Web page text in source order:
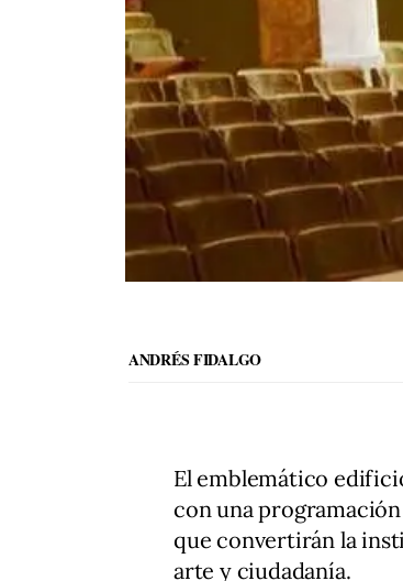
ANDRÉS FIDALGO
El emblemático
con una
que convertirán la
arte y ciudadanía.